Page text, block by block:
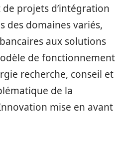
de projets d’intégration
des domaines variés,
aux solutions
de fonctionnement
recherche, conseil et
de la
mise en avant